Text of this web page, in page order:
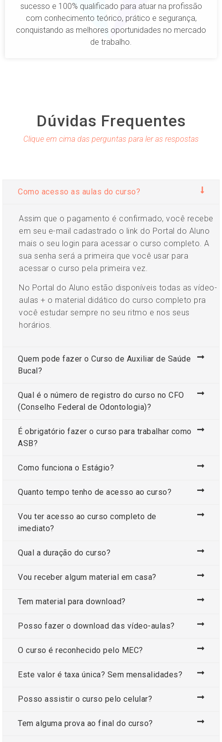
sucesso e 100% qualificado para atuar na profissão
com conhecimento teórico, prático e segurança,
conquistando as melhores oportunidades no mercado
de trabalho.
Dúvidas Frequentes
Clique em cima das perguntas para ler as respostas
Como acesso as aulas do curso?
Assim que o pagamento é confirmado, você recebe
em seu e-mail cadastrado o link do Portal do Aluno
mais o seu login para acessar o curso completo. A
sua senha será a primeira que você usar para
acessar o curso pela primeira vez.
No Portal do Aluno estão disponíveis todas as vídeo-
aulas + o material didático do curso completo pra
você estudar sempre no seu ritmo e nos seus
horários.
Quem pode fazer o Curso de Auxiliar de Saúde
Bucal?
Qual é o número de registro do curso no CFO
(Conselho Federal de Odontologia)?
É obrigatório fazer o curso para trabalhar como
ASB?
Como funciona o Estágio?
Quanto tempo tenho de acesso ao curso?
Vou ter acesso ao curso completo de
imediato?
Qual a duração do curso?
Vou receber algum material em casa?
Tem material para download?
Posso fazer o download das vídeo-aulas?
O curso é reconhecido pelo MEC?
Este valor é taxa única? Sem mensalidades?
Posso assistir o curso pelo celular?
Tem alguma prova ao final do curso?